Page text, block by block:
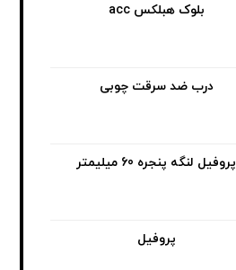
بلوک هبلکس acc
درب ضد سرقت چوبی
پروفیل لنگه پنجره 60 میلیمتر
پروفیل